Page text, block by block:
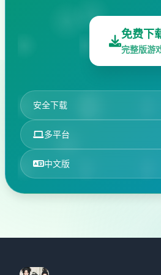
免费下
完整版游
安全下载
多平台
中文版